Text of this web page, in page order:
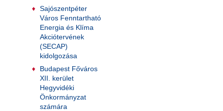
Sajószentpéter
Város Fenntartható
Energia és Klíma
Akciótervének
(SECAP)
kidolgozása
Budapest Főváros
XII. kerület
Hegyvidéki
Önkormányzat
számára